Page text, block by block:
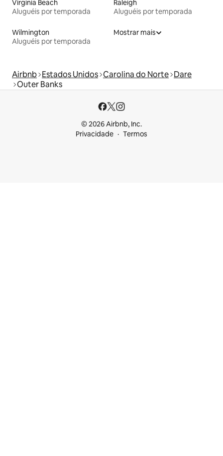
Virginia Beach
Aluguéis por temporada
Raleigh
Aluguéis por temporada
Wilmington
Aluguéis por temporada
Mostrar mais
Airbnb Estados Unidos Carolina do Norte Dare
Outer Banks
© 2026 Airbnb, Inc.
Privacidade
Termos